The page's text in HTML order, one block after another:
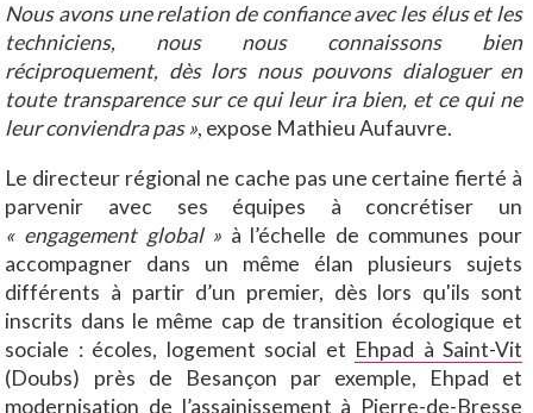
Nous avons une relation de confiance avec les élus et les
techniciens, nous nous connaissons bien
réciproquement, dès lors nous pouvons dialoguer en
toute transparence sur ce qui leur ira bien, et ce qui ne
leur conviendra pas », expose Mathieu Aufauvre.
Le directeur régional ne cache pas une certaine fierté à
parvenir avec ses équipes à concrétiser un
« engagement global » à l’échelle de communes pour
accompagner dans un même élan plusieurs sujets
différents à partir d’un premier, dès lors qu'ils sont
inscrits dans le même cap de transition écologique et
sociale : écoles, logement social et Ehpad à Saint-Vit
(Doubs) près de Besançon par exemple, Ehpad et
modernisation de l’assainissement à Pierre-de-Bresse